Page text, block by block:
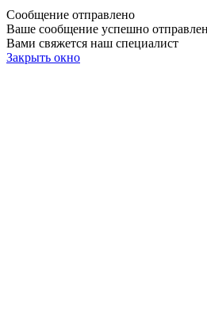
Сообщение отправлено
Ваше сообщение успешно
Вами свяжется наш специалист
Закрыть окно